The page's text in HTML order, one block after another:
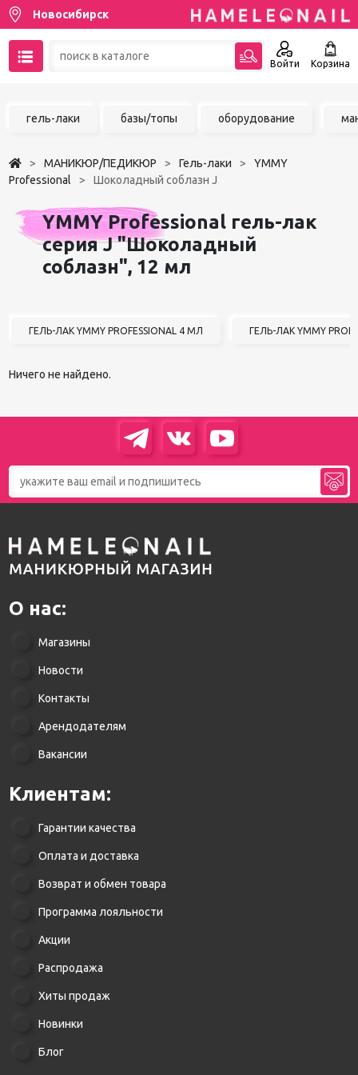
Новосибирск
Войти Корзина
Чат в MAX
Акции
Избранное
гель-лаки базы/топы оборудование
МАНИКЮР/ПЕДИКЮР Гель-лаки
YMMY
Professional
Шоколадный соблазн J
YMMY Professional гель-лак
серия J "Шоколадный
соблазн", 12 мл
ГЕЛЬ-ЛАК YMMY PROFESSIONAL 4 МЛ ГЕЛЬ-ЛАК YMMY
Ничего не найдено.
О нас:
Магазины
Новости
Контакты
Арендодателям
Вакансии
Клиентам:
Гарантии качества
Оплата и доставка
Возврат и обмен товара
Программа лояльности
Акции
Распродажа
Хиты продаж
Новинки
Блог